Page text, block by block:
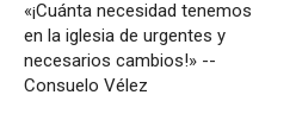
«¡Cuánta necesidad tenemos
en la iglesia de urgentes y
necesarios cambios!» --
Consuelo Vélez